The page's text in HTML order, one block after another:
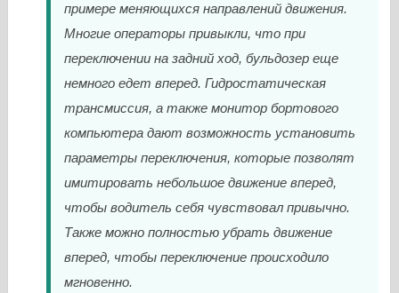
примере меняющихся направлений движения.
Многие операторы привыкли, что при
переключении на задний ход, бульдозер еще
немного едет вперед. Гидростатическая
трансмиссия, а также монитор бортового
компьютера дают возможность установить
параметры переключения, которые позволят
имитировать небольшое движение вперед,
чтобы водитель себя чувствовал привычно.
Также можно полностью убрать движение
вперед, чтобы переключение происходило
мгновенно.